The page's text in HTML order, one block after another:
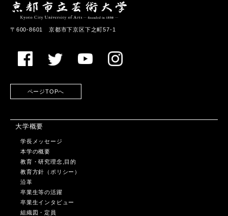
〒600-8601 京都市下京区下之町57-1
ページTOPへ
大学概要
学長メッセージ
本学の概要
教育・研究理念,目的
教育方針（ポリシー）
沿革
卒業生等の活躍
卒業生インタビュー
組織図・定員